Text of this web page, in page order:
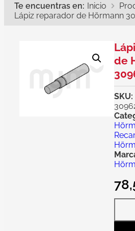
Te encuentras en: Inicio
Lápiz reparador de Hörmann
de
SKU: